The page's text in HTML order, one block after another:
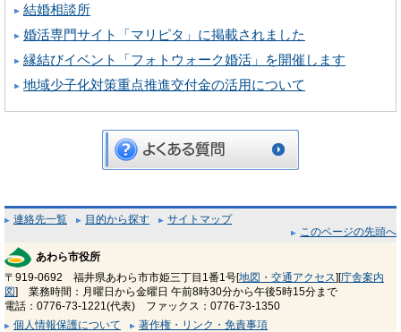
結婚相談所
婚活専門サイト「マリピタ」に掲載されました
縁結びイベント「フォトウォーク婚活」を開催します
地域少子化対策重点推進交付金の活用について
連絡先一覧 目的から探す
サイトマップ
このページの先頭へ
あわら市役所
〒919-0692 福井県あわら市市姫三丁目1番1号[地図・交通アクセス][庁舎案内
図] 業務時間：月曜日から金曜日 午前8時30分から午後5時15分まで
電話：0776-73-1221(代表) ファックス：0776-73-1350
個人情報保護について
著作権・リンク・免責事項